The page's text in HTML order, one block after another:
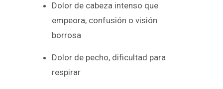
Dolor de cabeza intenso que
empeora, confusión o visión
borrosa
Dolor de pecho, dificultad para
respirar